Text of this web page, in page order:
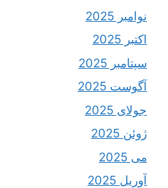
نوامبر 2025
اکتبر 2025
سپتامبر 2025
آگوست 2025
جولای 2025
ژوئن 2025
می 2025
آوریل 2025